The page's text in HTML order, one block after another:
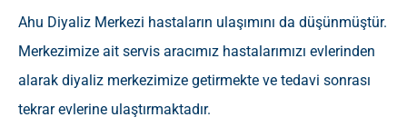
Ahu Diyaliz Merkezi hastaların ulaşımını da düşünmüştür.
Merkezimize ait servis aracımız hastalarımızı evlerinden
alarak diyaliz merkezimize getirmekte ve tedavi sonrası
tekrar evlerine ulaştırmaktadır.